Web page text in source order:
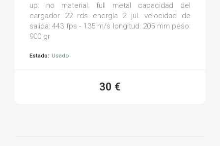
up: no material: full metal capacidad del
cargador 22 rds energía 2 jul. velocidad de
salida: 443 fps - 135 m/s longitud: 205 mm peso:
900 gr
Estado: Usado
30 €